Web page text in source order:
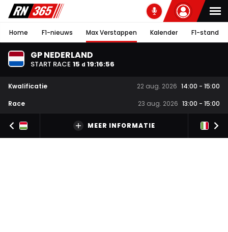
Home F1-nieuws Max Verstappen Kalender F1-stand
GP NEDERLAND
START RACE 15 d 19:16:56
Kwalificatie 22 aug. 2026 14:00 - 15:00
Race
23 aug. 2026 13:00 - 15:00
MEER INFORMATIE